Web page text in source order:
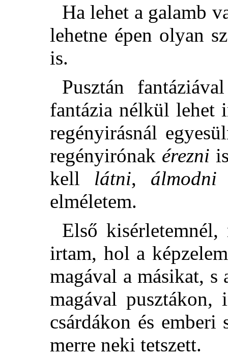
Ha lehet a galamb
lehetne épen olyan
is.
Pusztán
fantázia nélkül lehet
regényirásnál
regényirónak érezni
kell látni, álmodni
elméletem.
Első
irtam, hol a
magával a másikat, s
magával pusztákon,
csárdákon és emberi
merre neki tetszett.